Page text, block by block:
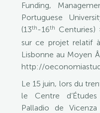
Funding,
Portuguese
(13th-16th
Centuries)
sur ce projet relatif à
Lisbonne au Moyen
http://
Le 15 juin, lors du
le Centre
Palladio de